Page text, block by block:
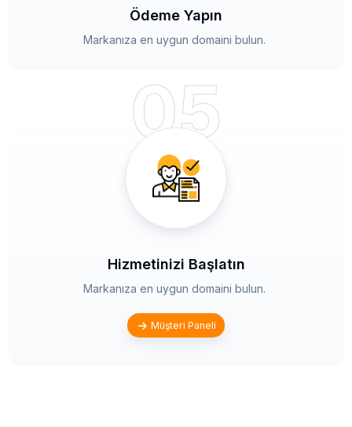
Ödeme Yapın
Markanıza en uygun domaini bulun.
05
Hizmetinizi Başlatın
Markanıza en uygun domaini bulun.
Müşteri Paneli